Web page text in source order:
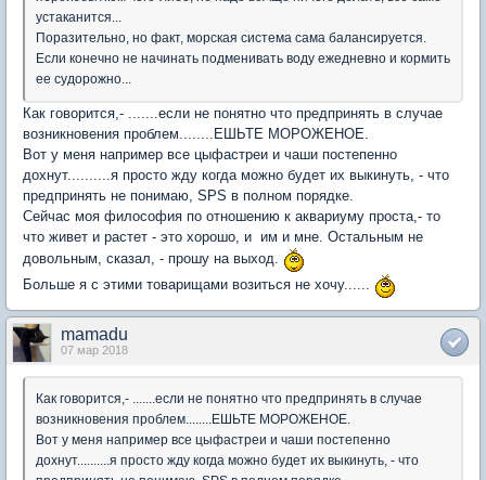
устаканится...
Поразительно, но факт, морская система сама балансируется.
Если конечно не начинать подменивать воду ежедневно и кормить
ее судорожно...
Как говорится,- .......если не понятно что предпринять в случае
возникновения проблем........ЕШЬТЕ МОРОЖЕНОЕ.
Вот у меня например все цыфастреи и чаши постепенно
дохнут..........я просто жду когда можно будет их выкинуть, - что
предпринять не понимаю, SPS в полном порядке.
Сейчас моя философия по отношению к аквариуму проста,- то
что живет и растет - это хорошо, и им и мне. Остальным не
довольным, сказал, - прошу на выход.
Больше я с этими товарищами возиться не хочу......
mamadu
07 мар 2018
Как говорится,- .......если не понятно что предпринять в случае
возникновения проблем........ЕШЬТЕ МОРОЖЕНОЕ.
Вот у меня например все цыфастреи и чаши постепенно
дохнут..........я просто жду когда можно будет их выкинуть, - что